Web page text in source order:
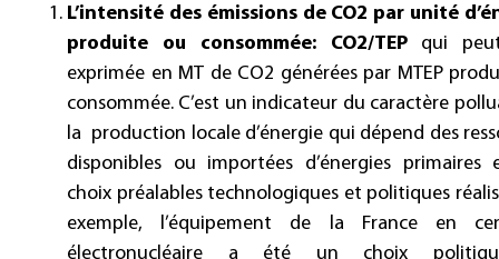
L’intensité des émissions de CO2 par unité
produite ou consommée: CO2/TEPqui
exprimée en MT de CO2 générées par MTEP
consommée. C’est un indicateur du caractère
la production locale d’énergie qui dépend des
disponibles ou importées d’énergies primaires
choix préalables technologiques et politiques
exemple, l’équipement de la France en
électronucléaire a été un choix